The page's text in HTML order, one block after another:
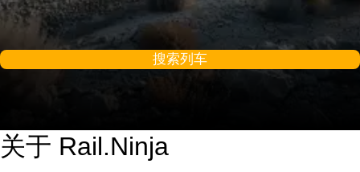
搜索列车
关于 Rail.Ninja